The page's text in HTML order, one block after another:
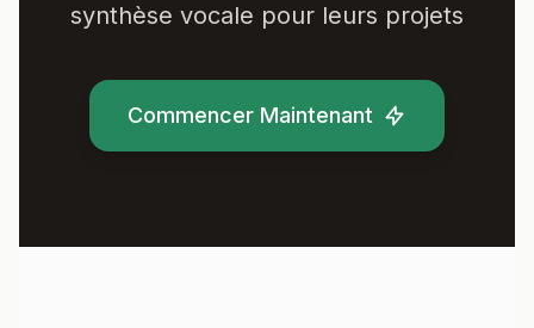
synthèse vocale pour leurs projets
Commencer Maintenant